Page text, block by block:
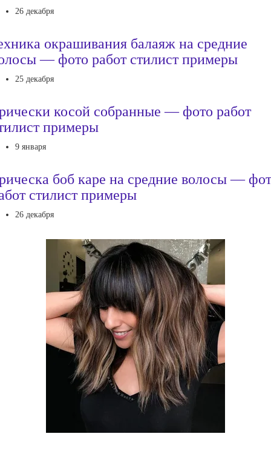
26 декабря
окрашивания балаяж на средние
— фото работ стилист примеры
25 декабря
косой собранные — фото работ
примеры
9 января
боб каре на средние волосы —
стилист примеры
26 декабря